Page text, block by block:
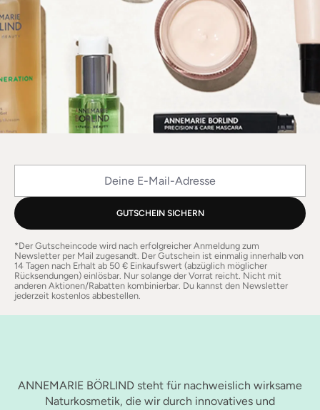
GUTSCHEIN SICHERN
*Der Gutscheincode wird nach erfolgreicher Anmeldung zum
Newsletter per Mail zugesandt. Der Gutschein ist einmalig innerhalb von
14 Tagen nach Erhalt ab 50 € Einkaufswert (abzüglich möglicher
Rücksendungen) einlösbar. Nur solange der Vorrat reicht. Nicht mit
anderen Aktionen/Rabatten kombinierbar. Du kannst den Newsletter
jederzeit kostenlos abbestellen.
ANNEMARIE BÖRLIND steht für nachweislich wirksame
Naturkosmetik, die wir durch innovatives und